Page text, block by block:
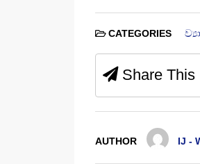
CATEGORIES
Share This
AUTHOR IJ -